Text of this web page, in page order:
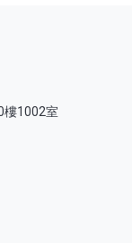
樓1002室